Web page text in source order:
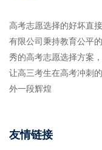
高考志愿选择的好坏直
有限公司秉持教育公平
秀的高考志愿选择方案
让高三考生在高考冲刺
外一段辉煌
友情链接